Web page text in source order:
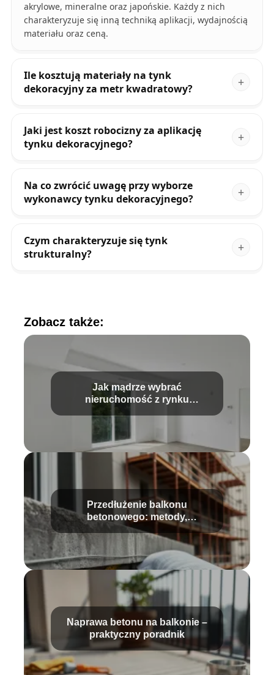
akrylowe, mineralne oraz japońskie. Każdy z nich
charakteryzuje się inną techniką aplikacji, wydajnością
materiału oraz ceną.
Ile kosztują materiały na tynk
dekoracyjny za metr kwadratowy?
Jaki jest koszt robocizny za aplikację
tynku dekoracyjnego?
Na co zwrócić uwagę przy wyborze
wykonawcy tynku dekoracyjnego?
Czym charakteryzuje się tynk
strukturalny?
Zobacz także:
Jak mądrze wybrać
nieruchomość z rynku
gąszczu ofert?
Przedłużenie balkonu
betonowego: metody,
pozwolenia, koszty
Naprawa betonu na balkonie –
praktyczny poradnik